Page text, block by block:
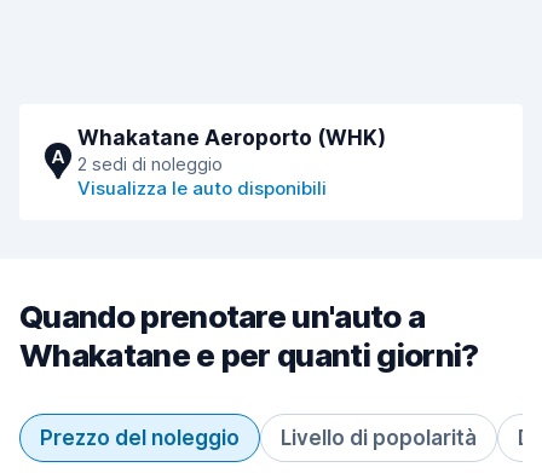
A
Whakatane Aeroporto (WHK)
2 sedi di noleggio
Visualizza le auto disponibili
Quando prenotare un'auto a
Whakatane e per quanti giorni?
Prezzo del noleggio Livello di popolarità